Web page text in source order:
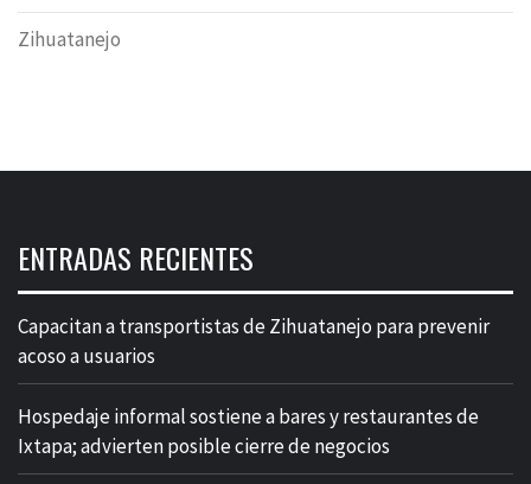
Zihuatanejo
ENTRADAS RECIENTES
Capacitan a transportistas de Zihuatanejo para prevenir
acoso a usuarios
Hospedaje informal sostiene a bares y restaurantes de
Ixtapa; advierten posible cierre de negocios